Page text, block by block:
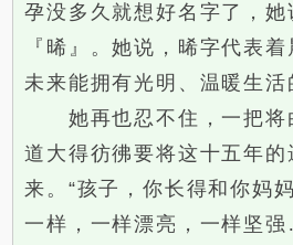
孕没多久就想好名字了，她
『晞』。她说，晞字代表
未来能拥有光明、温暖生活
她再也忍不住，一把将
道大得彷彿要将这十五年的
来。“孩子，你长得和你妈
一样，一样漂亮，一样坚